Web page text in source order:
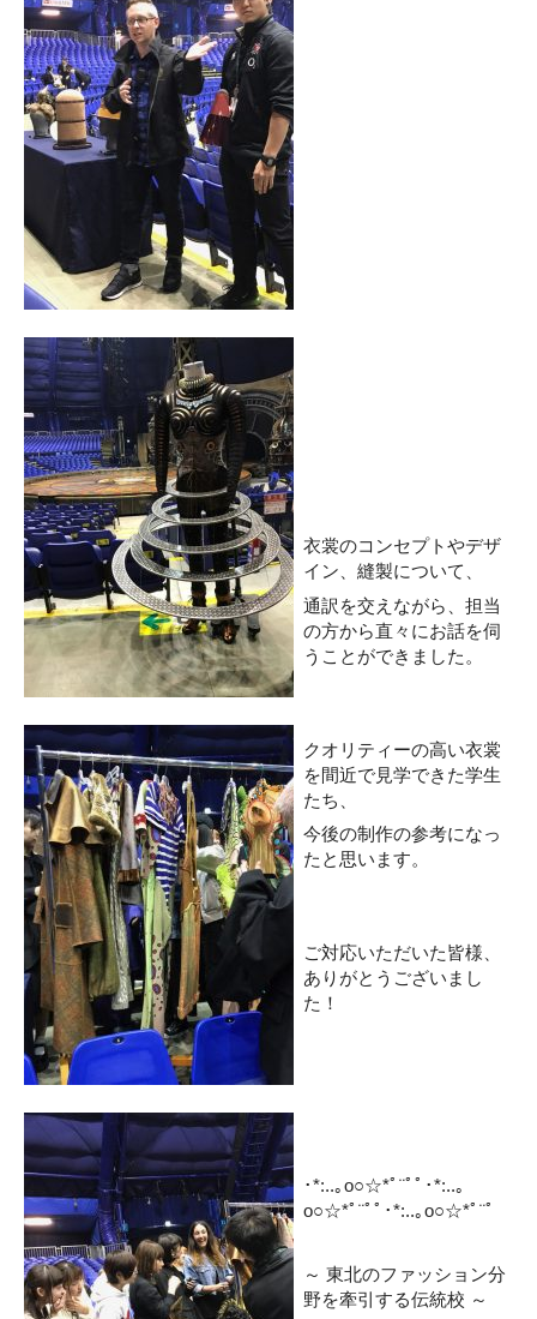
衣裳のコンセプトやデザ
イン、縫製について、
通訳を交えながら、担当
の方から直々にお話を伺
うことができました。
クオリティーの高い衣裳
を間近で見学できた学生
たち、
今後の制作の参考になっ
たと思います。
ご対応いただいた皆様、
ありがとうございまし
た！
･*:..｡o○☆*ﾟ¨ﾟﾟ･*:..｡
o○☆*ﾟ¨ﾟﾟ･*:..｡o○☆*ﾟ¨ﾟ
～ 東北のファッション分
野を牽引する伝統校 ～